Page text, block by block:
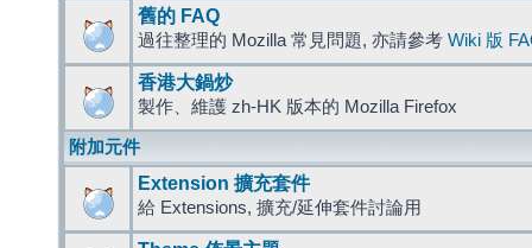
舊的 FAQ
過往整理的 Mozilla 常見問題, 亦請參考 Wiki 版
香港大鍋炒
製作、維護 zh-HK 版本的 Mozilla Firefox
附加元件
Extension 擴充套件
給 Extensions, 擴充/延伸套件討論用